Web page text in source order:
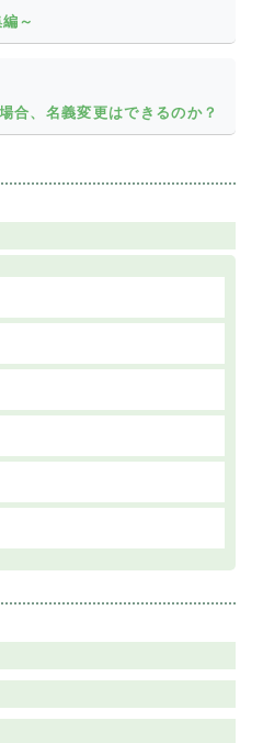
～
合、名義変更はできるのか？